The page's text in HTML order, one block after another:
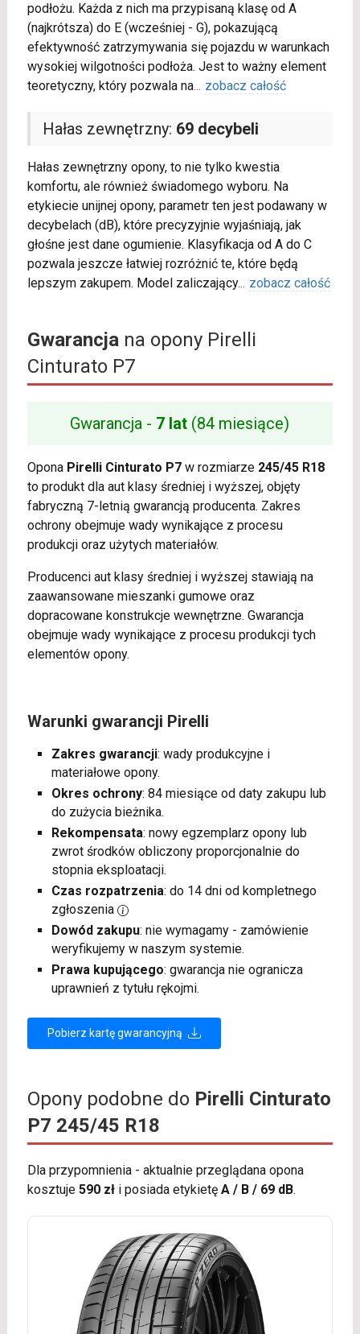
podłożu. Każda z nich ma przypisaną klasę od A
(najkrótsza) do E (wcześniej - G), pokazującą
efektywność zatrzymywania się pojazdu w warunkach
wysokiej wilgotności podłoża. Jest to ważny element
teoretyczny, który pozwala na... zobacz całość
Hałas zewnętrzny: 69 decybeli
Hałas zewnętrzny opony, to nie tylko kwestia
komfortu, ale również świadomego wyboru. Na
etykiecie unijnej opony, parametr ten jest podawany w
decybelach (dB), które precyzyjnie wyjaśniają, jak
głośne jest dane ogumienie. Klasyfikacja od A do C
pozwala jeszcze łatwiej rozróżnić te, które będą
lepszym zakupem. Model zaliczający... zobacz całość
Gwarancjana opony Pirelli
Cinturato P7
Gwarancja - 7 lat (84 miesiące)
Opona Pirelli Cinturato P7w rozmiarze 245/45 R18
to produkt dla aut klasy średniej i wyższej, objęty
fabryczną 7-letnią gwarancją producenta. Zakres
ochrony obejmuje wady wynikające z procesu
produkcji oraz użytych materiałów.
Producenci aut klasy średniej i wyższej stawiają na
zaawansowane mieszanki gumowe oraz
dopracowane konstrukcje wewnętrzne. Gwarancja
obejmuje wady wynikające z procesu produkcji tych
elementów opony.
Warunki gwarancji Pirelli
Zakres gwarancji: wady produkcyjne i
materiałowe opony.
Okres ochrony: 84 miesiące od daty zakupu lub
do zużycia bieżnika.
Rekompensata: nowy egzemplarz opony lub
zwrot środków obliczony proporcjonalnie do
stopnia eksploatacji.
Czas rozpatrzenia: do 14 dni od kompletnego
zgłoszenia
Dowód zakupu: nie wymagamy - zamówienie
weryfikujemy w naszym systemie.
Prawa kupującego: gwarancja nie ogranicza
uprawnień z tytułu rękojmi.
Pobierz kartę gwarancyjną
Opony podobne do Pirelli Cinturato
P7 245/45 R18
Dla przypomnienia - aktualnie przeglądana opona
kosztuje 590 złi posiada etykietę A / B / 69 dB.